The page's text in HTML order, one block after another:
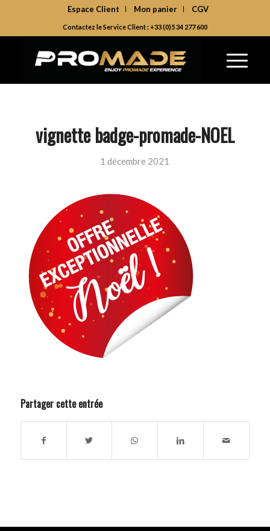
Espace Client Mon panier CGV
Contactez le Service Client : +33 (0)5 34 277 600
vignette badge-promade-NOEL
1 décembre 2021
Partager cette entrée